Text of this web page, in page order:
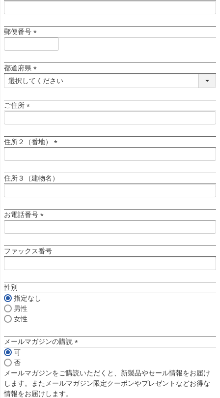
)
須
)
郵便番号
須
)
都道府県
(
須
)
ご住所
須
)
住所２（番地）
須
)
住所３（建物名）
お電話番号
須
)
ファックス番号
性別
指定なし
男性
女性
メールマガジンの購読
須
)
可
否
メールマガジンをご購読いただくと、新製品やセール情報をお届け
します。またメールマガジン限定クーポンやプレゼントなどお得な
情報をお届けします。